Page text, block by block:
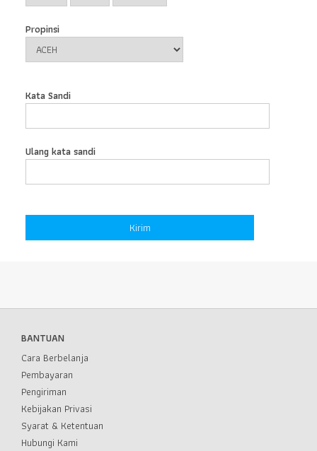
Propinsi
Kata Sandi
Ulang kata sandi
BANTUAN
Cara Berbelanja
Pembayaran
Pengiriman
Kebijakan Privasi
Syarat & Ketentuan
Hubungi Kami